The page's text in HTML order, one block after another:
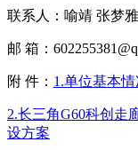
联系人：喻靖 张梦
邮 箱：
附 件： 1.单位基本
2.长三角G60科创走
设方案